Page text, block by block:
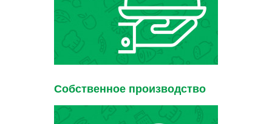
Собственное производство